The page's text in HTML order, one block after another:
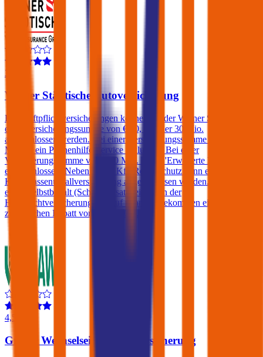
3,9
Wiener Städtische Autoversicherung
Kfz-Haftpflichtversicherungen können bei der Wiener Städtische mit
einer Versicherungssumme von € 10, 20 oder 30 Mio.
abgeschlossen werden. Bei einer Versicherungssumme von € 20
Mio. ist ein Pannenhilfe-Service inkludiert. Bei einer
Versicherungssumme von € 30 Mio. ist die 'Erweiterte Pannenhilfe'
eingeschlossen. Neben einem Kfz-Rechtsschutz kann ebenfalls eine
Kfz-Insassenunfallversicherung abgeschlossen werden. Kunden, die
einen Selbstbehalt (Schadenersatzbeitrag) in der
Haftpflichtversicherung in Kauf nehmen, bekommen einen
zusätzlichen Rabatt von bis zu 20%.
4,5
Grazer Wechselseitige Autoversicherung